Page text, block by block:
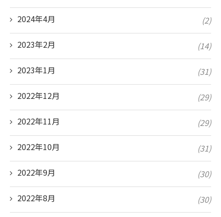
2024年4月 (2)
2023年2月 (14)
2023年1月 (31)
2022年12月 (29)
2022年11月 (29)
2022年10月 (31)
2022年9月 (30)
2022年8月 (30)